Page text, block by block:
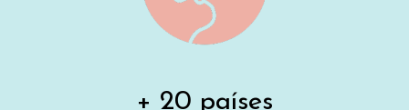
+ 20 países